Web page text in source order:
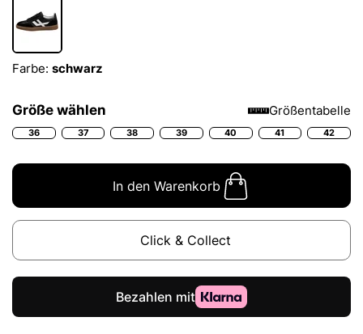
Farbe: schwarz
Größe wählen Größentabelle
36 37 38 39 40 41 42
In den Warenkorb
Click & Collect